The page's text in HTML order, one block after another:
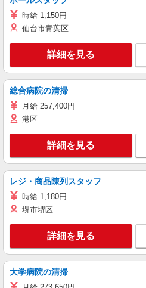
時給 1,150円
仙台市青葉区
詳細を見る
総合病院の清掃
月給 257,400円
港区
詳細を見る
レジ・商品陳列スタッフ
時給 1,180円
堺市堺区
詳細を見る
大学病院の清掃